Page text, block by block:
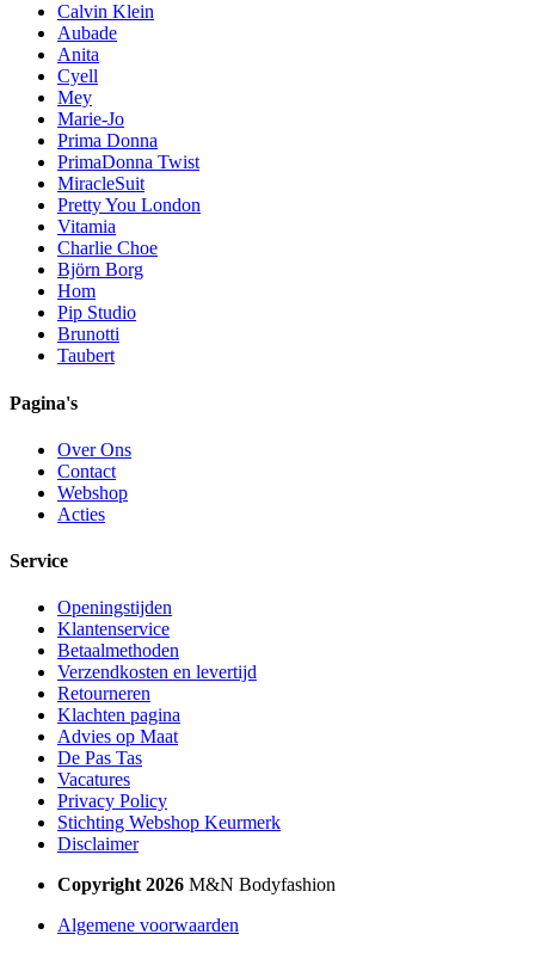
Calvin Klein
Aubade
Anita
Cyell
Mey
Marie-Jo
Prima Donna
PrimaDonna Twist
MiracleSuit
Pretty You London
Vitamia
Charlie Choe
Björn Borg
Hom
Pip Studio
Brunotti
Taubert
Pagina's
Over Ons
Contact
Webshop
Acties
Service
Openingstijden
Klantenservice
Betaalmethoden
Verzendkosten en levertijd
Retourneren
Klachten pagina
Advies op Maat
De Pas Tas
Vacatures
Privacy Policy
Stichting Webshop Keurmerk
Disclaimer
Copyright 2026 M&N Bodyfashion
Algemene voorwaarden